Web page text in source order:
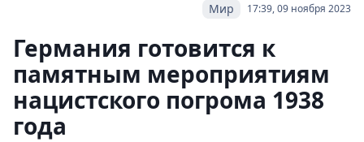
17:39, 09 ноября 2023
Мир
Германия готовится к
памятным мероприятиям
нацистского погрома 1938
года